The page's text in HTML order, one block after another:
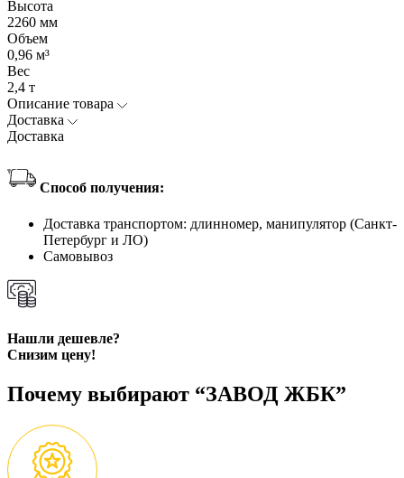
Высота
2260 мм
Объем
0,96 м³
Вес
2,4 т
Описание товара
Доставка
Доставка
Способ получения:
Доставка транспортом: длинномер, манипулятор (Санкт-
Петербург и ЛО)
Самовывоз
Нашли дешевле?
Снизим цену!
Почему выбирают “ЗАВОД ЖБК”